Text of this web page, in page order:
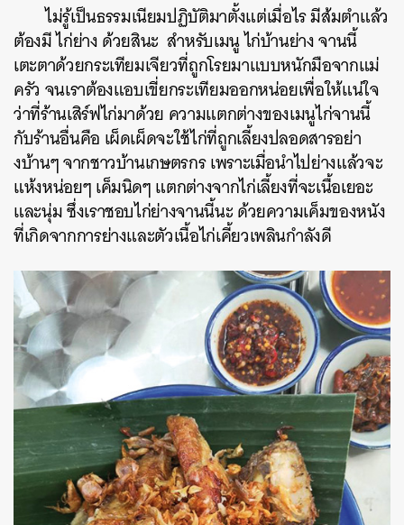
ไม่รู้เป็นธรรมเนียมปฏิบัติมาตั้งแต่เมื่อไร มีส้มตำแล้ว
ต้องมี ไก่ย่าง ด้วยสินะ สำหรับเมนู ไก่บ้านย่าง จานนี้
เตะตาด้วยกระเทียมเจียวที่ถูกโรยมาแบบหนักมือจากแม่
ครัว จนเราต้องแอบเขี่ยกระเทียมออกหน่อยเพื่อให้แน่ใจ
ว่าที่ร้านเสิร์ฟไก่มาด้วย ความแตกต่างของเมนูไก่จานนี้
กับร้านอื่นคือ เผ็ดเผ็ดจะใช้ไก่ที่ถูกเลี้ยงปลอดสารอย่า
งบ้านๆ จากชาวบ้านเกษตรกร เพราะเมื่อนำไปย่างแล้วจะ
แห้งหน่อยๆ เค็มนิดๆ แตกต่างจากไก่เลี้ยงที่จะเนื้อเยอะ
และนุ่ม ซึ่งเราชอบไก่ย่างจานนี้นะ ด้วยความเค็มของหนัง
ที่เกิดจากการย่างและตัวเนื้อไก่เคี้ยวเพลินกำลังดี
ค้นหา
SHARE LINE EMAIL